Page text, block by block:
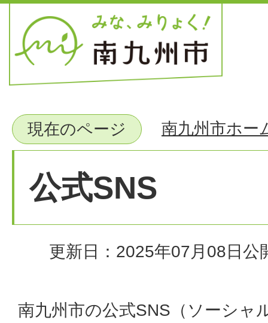
現在のページ 南九州市ホー
公式SNS
更新日：2025年07月08日 公
南九州市の公式SNS（ソーシャ